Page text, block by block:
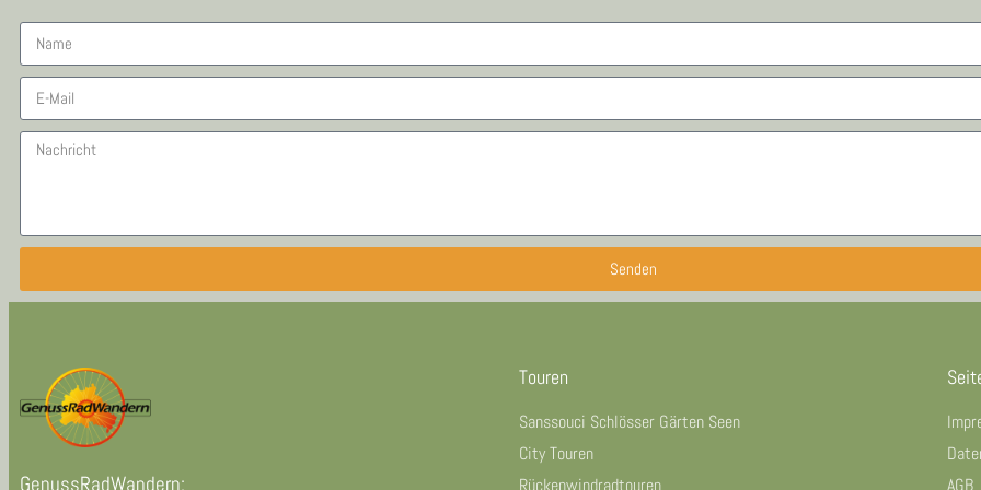
Senden
GenussRadWandern:
Touren
Sanssouci Schlösser Gärten Seen
City Touren
Rückenwindradtouren
AGB